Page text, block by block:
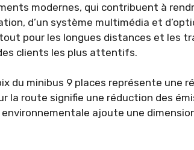
modernes, qui contribuent à
d’un système multimédia et
pour les longues distances et les
clients les plus attentifs.
du minibus 9 places représente une
la route signifie une réduction des
ajoute une